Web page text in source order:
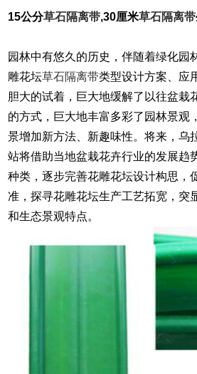
15公分草石隔离带,30厘米草石隔离带
园林中有悠久的历史，伴随着绿化园
雕花坛草石隔离带类型设计方案、应
胆大的试着，巨大地缓解了以往盆栽
的方式，巨大地丰富多彩了园林景观
景增加新方法、新趣味性。将来，乌
站将借助当地盆栽花卉行业的发展趋
种类，逐步完善花雕花坛设计构思，
准，探寻花雕花坛生产工艺拓宽，突
和生态景观特点。